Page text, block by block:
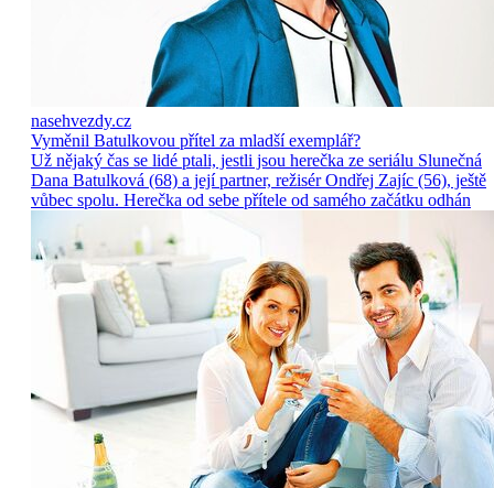
nasehvezdy.cz
Vyměnil Batulkovou přítel za mladší exemplář?
Už nějaký čas se lidé ptali, jestli jsou herečka ze seriálu Slunečná
Dana Batulková (68) a její partner, režisér Ondřej Zajíc (56), ještě
vůbec spolu. Herečka od sebe přítele od samého začátku odhán